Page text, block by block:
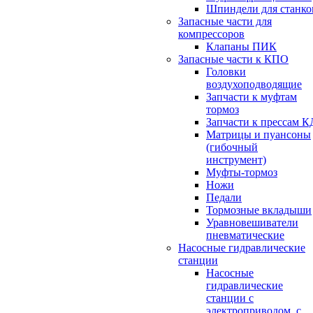
Шпиндели для
Запасные части для
компрессоров
Клапаны ПИК
Запасные части к КПО
Головки
воздухоподводящие
Запчасти к муфтам
тормоз
Запчасти к прессам
Матрицы и пуансоны
(гибочный
инструмент)
Муфты-тормоз
Ножи
Педали
Тормозные вкладыши
Уравновешиватели
пневматические
Насосные гидравлические
станции
Насосные
гидравлические
станции с
электроприводом, с